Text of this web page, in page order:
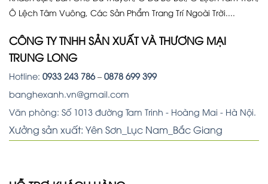
Ô Lệch Tâm Vuông, Các Sản Phẩm Trang Trí Ngoài Trời....
CÔNG TY TNHH SẢN XUẤT VÀ THƯƠNG MẠI
TRUNG LONG
Hotline: 0933 243 786– 0878 699 399
banghexanh.vn@gmail.com
Văn phòng: Số 1013 đường Tam Trinh - Hoàng Mai - Hà Nội.
Xưởng sản xuất: Yên Sơn_Lục Nam_Bắc Giang